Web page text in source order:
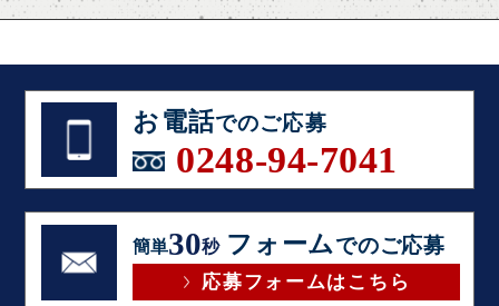
お電話でのご応募
0248-94-7041
簡単30秒 フォームでのご応募
応募フォームはこちら